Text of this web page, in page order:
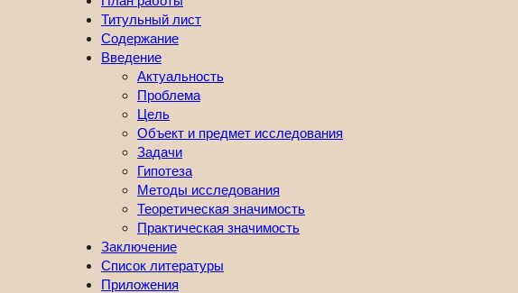
Титульный лист
Содержание
Введение
Актуальность
Проблема
Цель
Объект и предмет исследования
Задачи
Гипотеза
Методы исследования
Теоретическая значимость
Практическая значимость
Заключение
Список литературы
Приложения